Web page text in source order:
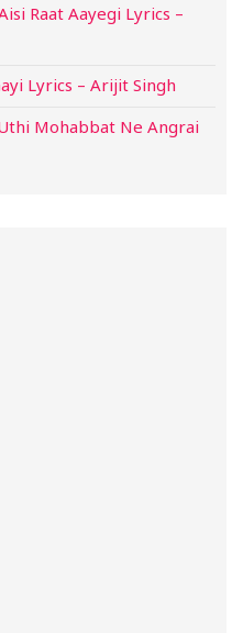
Raat Aayegi Lyrics –
Lyrics – Arijit Singh
Mohabbat Ne Angrai